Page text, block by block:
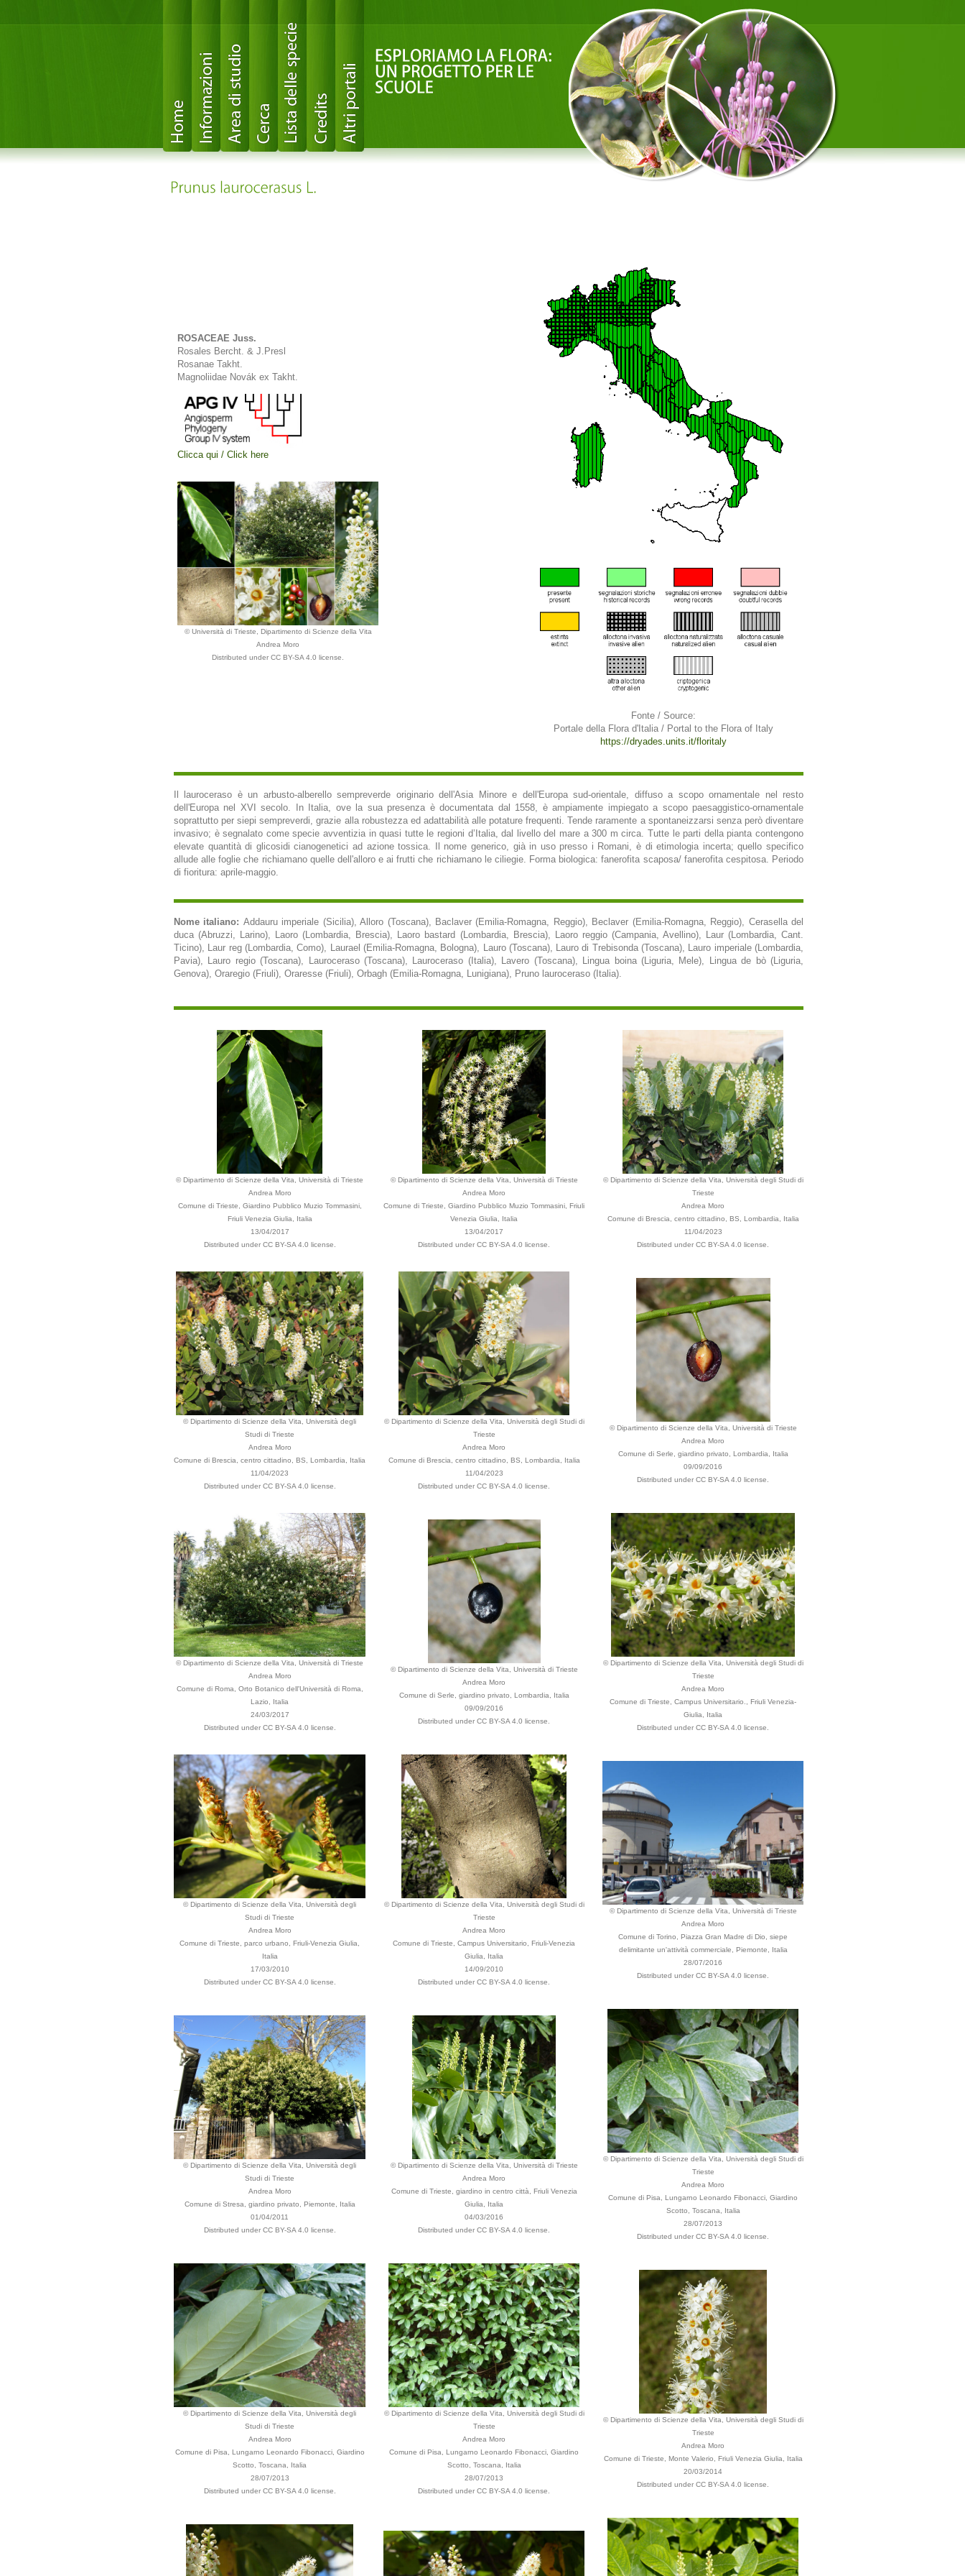
ROSACEAE Juss.
Rosales Bercht. & J.Presl
Rosanae Takht.
Magnoliidae Novák ex Takht.
Clicca qui / Click here
© Università di Trieste, Dipartimento di Scienze della Vita
Andrea Moro
Distributed under CC BY-SA 4.0 license.
Fonte / Source:
Portale della Flora d'Italia / Portal to the Flora of Italy
https://dryades.units.it/floritaly
Il lauroceraso è un arbusto-alberello sempreverde originario dell'Asia Minore e dell'Europa sud-orientale, diffuso a scopo ornamentale nel resto
dell'Europa nel XVI secolo. In Italia, ove la sua presenza è documentata dal 1558, è ampiamente impiegato a scopo paesaggistico-ornamentale
soprattutto per siepi sempreverdi, grazie alla robustezza ed adattabilità alle potature frequenti. Tende raramente a spontaneizzarsi senza però diventare
invasivo; è segnalato come specie avventizia in quasi tutte le regioni d’Italia, dal livello del mare a 300 m circa. Tutte le parti della pianta contengono
elevate quantità di glicosidi cianogenetici ad azione tossica. Il nome generico, già in uso presso i Romani, è di etimologia incerta; quello specifico
allude alle foglie che richiamano quelle dell'alloro e ai frutti che richiamano le ciliegie. Forma biologica: fanerofita scaposa/ fanerofita cespitosa. Periodo
di fioritura: aprile-maggio.
Nome italiano: Addauru imperiale (Sicilia), Alloro (Toscana), Baclaver (Emilia-Romagna, Reggio), Beclaver (Emilia-Romagna, Reggio), Cerasella del
duca (Abruzzi, Larino), Laoro (Lombardia, Brescia), Laoro bastard (Lombardia, Brescia), Laoro reggio (Campania, Avellino), Laur (Lombardia, Cant.
Ticino), Laur reg (Lombardia, Como), Laurael (Emilia-Romagna, Bologna), Lauro (Toscana), Lauro di Trebisonda (Toscana), Lauro imperiale (Lombardia,
Pavia), Lauro regio (Toscana), Lauroceraso (Toscana), Lauroceraso (Italia), Lavero (Toscana), Lingua boina (Liguria, Mele), Lingua de bò (Liguria,
Genova), Oraregio (Friuli), Oraresse (Friuli), Orbagh (Emilia-Romagna, Lunigiana), Pruno lauroceraso (Italia).
© Dipartimento di Scienze della Vita, Università di Trieste
Andrea Moro
Comune di Trieste, Giardino Pubblico Muzio Tommasini,
Friuli Venezia Giulia, Italia
13/04/2017
Distributed under CC BY-SA 4.0 license.
© Dipartimento di Scienze della Vita, Università di Trieste
Andrea Moro
Comune di Trieste, Giardino Pubblico Muzio Tommasini, Friuli
Venezia Giulia, Italia
13/04/2017
Distributed under CC BY-SA 4.0 license.
© Dipartimento di Scienze della Vita, Università degli Studi di
Trieste
Andrea Moro
Comune di Brescia, centro cittadino, BS, Lombardia, Italia
11/04/2023
Distributed under CC BY-SA 4.0 license.
© Dipartimento di Scienze della Vita, Università degli
Studi di Trieste
Andrea Moro
Comune di Brescia, centro cittadino, BS, Lombardia, Italia
11/04/2023
Distributed under CC BY-SA 4.0 license.
© Dipartimento di Scienze della Vita, Università degli Studi di
Trieste
Andrea Moro
Comune di Brescia, centro cittadino, BS, Lombardia, Italia
11/04/2023
Distributed under CC BY-SA 4.0 license.
© Dipartimento di Scienze della Vita, Università di Trieste
Andrea Moro
Comune di Serle, giardino privato, Lombardia, Italia
09/09/2016
Distributed under CC BY-SA 4.0 license.
© Dipartimento di Scienze della Vita, Università di Trieste
Andrea Moro
Comune di Roma, Orto Botanico dell'Università di Roma,
Lazio, Italia
24/03/2017
Distributed under CC BY-SA 4.0 license.
© Dipartimento di Scienze della Vita, Università di Trieste
Andrea Moro
Comune di Serle, giardino privato, Lombardia, Italia
09/09/2016
Distributed under CC BY-SA 4.0 license.
© Dipartimento di Scienze della Vita, Università degli Studi di
Trieste
Andrea Moro
Comune di Trieste, Campus Universitario., Friuli Venezia-
Giulia, Italia
Distributed under CC BY-SA 4.0 license.
© Dipartimento di Scienze della Vita, Università degli
Studi di Trieste
Andrea Moro
Comune di Trieste, parco urbano, Friuli-Venezia Giulia,
Italia
17/03/2010
Distributed under CC BY-SA 4.0 license.
© Dipartimento di Scienze della Vita, Università degli Studi di
Trieste
Andrea Moro
Comune di Trieste, Campus Universitario, Friuli-Venezia
Giulia, Italia
14/09/2010
Distributed under CC BY-SA 4.0 license.
© Dipartimento di Scienze della Vita, Università di Trieste
Andrea Moro
Comune di Torino, Piazza Gran Madre di Dio, siepe
delimitante un'attività commerciale, Piemonte, Italia
28/07/2016
Distributed under CC BY-SA 4.0 license.
© Dipartimento di Scienze della Vita, Università degli
Studi di Trieste
Andrea Moro
Comune di Stresa, giardino privato, Piemonte, Italia
01/04/2011
Distributed under CC BY-SA 4.0 license.
© Dipartimento di Scienze della Vita, Università di Trieste
Andrea Moro
Comune di Trieste, giardino in centro città, Friuli Venezia
Giulia, Italia
04/03/2016
Distributed under CC BY-SA 4.0 license.
© Dipartimento di Scienze della Vita, Università degli Studi di
Trieste
Andrea Moro
Comune di Pisa, Lungarno Leonardo Fibonacci, Giardino
Scotto, Toscana, Italia
28/07/2013
Distributed under CC BY-SA 4.0 license.
© Dipartimento di Scienze della Vita, Università degli
Studi di Trieste
Andrea Moro
Comune di Pisa, Lungarno Leonardo Fibonacci, Giardino
Scotto, Toscana, Italia
28/07/2013
Distributed under CC BY-SA 4.0 license.
© Dipartimento di Scienze della Vita, Università degli Studi di
Trieste
Andrea Moro
Comune di Pisa, Lungarno Leonardo Fibonacci, Giardino
Scotto, Toscana, Italia
28/07/2013
Distributed under CC BY-SA 4.0 license.
© Dipartimento di Scienze della Vita, Università degli Studi di
Trieste
Andrea Moro
Comune di Trieste, Monte Valerio, Friuli Venezia Giulia, Italia
20/03/2014
Distributed under CC BY-SA 4.0 license.